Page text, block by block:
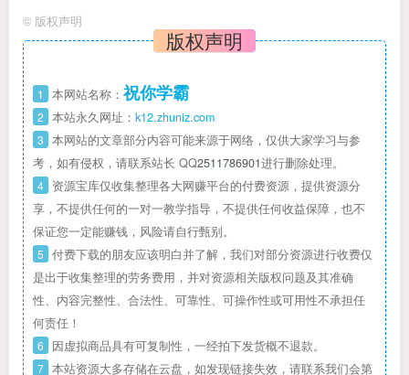
© 版权声明
版权声明
1 本网站名称： 祝你学霸
2 本站永久网址： k12.zhuniz.com
3 本网站的文章部分内容可能来源于网络，仅供大家学习与参
考，如有侵权，请联系站长 QQ2511786901进行删除处理。
4 资源宝库仅收集整理各大网赚平台的付费资源，提供资源分
享，不提供任何的一对一教学指导，不提供任何收益保障，也不
保证您一定能赚钱，风险请自行甄别。
5 付费下载的朋友应该明白并了解，我们对部分资源进行收费仅
是出于收集整理的劳务费用，并对资源相关版权问题及其准确
性、内容完整性、合法性、可靠性、可操作性或可用性不承担任
何责任！
6 因虚拟商品具有可复制性，一经拍下发货概不退款。
7 本站资源大多存储在云盘，如发现链接失效，请联系我们会第